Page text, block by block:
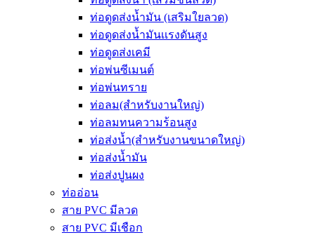
ท่อดูดส่งน้ำมัน (เสริมใยลวด)
ท่อดูดส่งน้ำมันเเรงดันสูง
ท่อดูดส่งเคมี
ท่อพ่นซีเมนต์
ท่อพ่นทราย
ท่อลม(สำหรับงานใหญ่)
ท่อลมทนความร้อนสูง
ท่อส่งน้ำ(สำหรับงานขนาดใหญ่)
ท่อส่งน้ำมัน
ท่อส่งปูนผง
ท่ออ่อน
สาย PVC มีลวด
สาย PVC มีเชือก